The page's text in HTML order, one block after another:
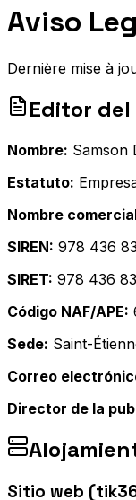
Aviso
Dernière mise à
Editor
Nombre: Samson
Estatuto:
Nombre
SIREN: 978 436
SIRET: 978 436
Código NAF/APE:
Sede: Saint-
Correo
Director de la
Sitio web